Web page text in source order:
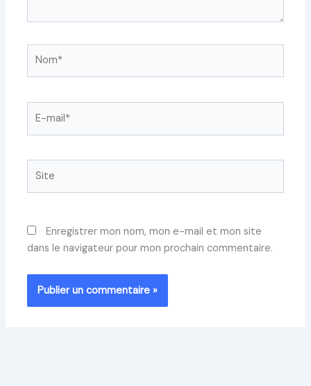
mail*
Enregistrer mon nom, mon e-mail et mon site
dans le navigateur pour mon prochain commentaire.